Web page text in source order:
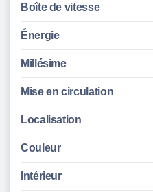
Boîte de vitesse
Énergie
Millésime
Mise en circulation
Localisation
Couleur
Intérieur